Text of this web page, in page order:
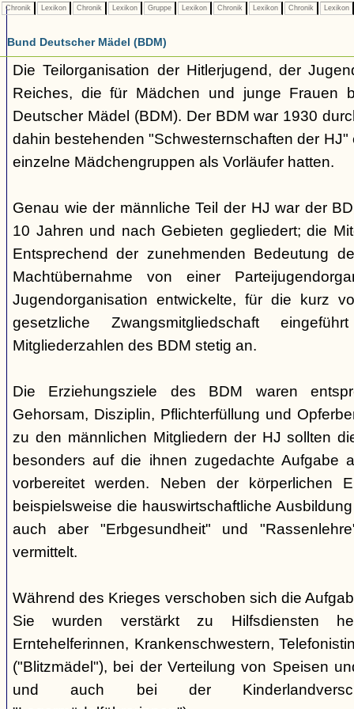
Chronik Lexikon Chronik Lexikon Gruppe Lexikon Chronik Lexikon Chronik Lexikon
Bund Deutscher Mädel (BDM)
Die Teilorganisation der Hitlerjugend, der
Reiches, die für Mädchen und junge Frauen
Deutscher Mädel (BDM). Der BDM war 1930
dahin bestehenden "Schwesternschaften der
einzelne Mädchengruppen als Vorläufer hatten.
Genau wie der männliche Teil der HJ war der
10 Jahren und nach Gebieten gegliedert; die
Entsprechend der zunehmenden Bedeutung
Machtübernahme von einer
Jugendorganisation entwickelte, für die kurz
gesetzliche Zwangsmitgliedschaft
Mitgliederzahlen des BDM stetig an.
Die Erziehungsziele des BDM waren
Gehorsam, Disziplin, Pflichterfüllung und
zu den männlichen Mitgliedern der HJ sollten
besonders auf die ihnen zugedachte Aufgabe
vorbereitet werden. Neben der körperlichen
beispielsweise die hauswirtschaftliche
auch aber "Erbgesundheit" und
vermittelt.
Während des Krieges verschoben sich die
Sie wurden verstärkt zu Hilfsdiensten
Erntehelferinnen, Krankenschwestern,
("Blitzmädel"), bei der Verteilung von Speisen
und auch bei der